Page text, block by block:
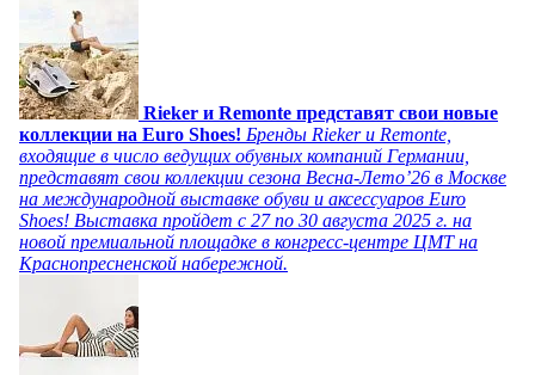
Rieker и Remonte представят свои новые
коллекции на Euro Shoes! Бренды Rieker и Remonte,
входящие в число ведущих обувных компаний Германии,
представят свои коллекции сезона Весна-Лето’26 в Москве
на международной выставке обуви и аксессуаров Euro
Shoes! Выставка пройдет c 27 по 30 августа 2025 г. на
новой премиальной площадке в конгресс-центре ЦМТ на
Краснопресненской набережной.